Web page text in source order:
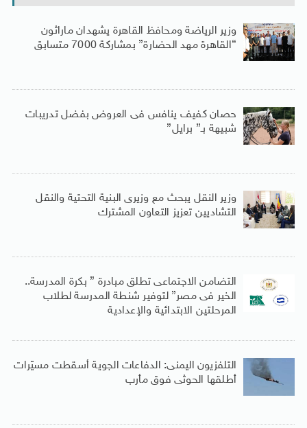
وزير الرياضة ومحافظ القاهرة يشهدان ماراثون
“القاهرة مهد الحضارة” بمشاركة 7000 متسابق
حصان كفيف ينافس فى العروض بفضل تدريبات
شبيهة بـ” برايل”
وزير النقل يبحث مع وزيرى البنية التحتية والنقل
التشاديين تعزيز التعاون المشترك
التضامن الاجتماعى تطلق مبادرة ” بكرة المدرسة..
الخير فى مصر” لتوفير شنطة المدرسة لطلاب
المرحلتين الابتدائية والإعدادية
التلفزيون اليمنى: الدفاعات الجوية أسقطت مسيّرات
أطلقها الحوثى فوق مأرب